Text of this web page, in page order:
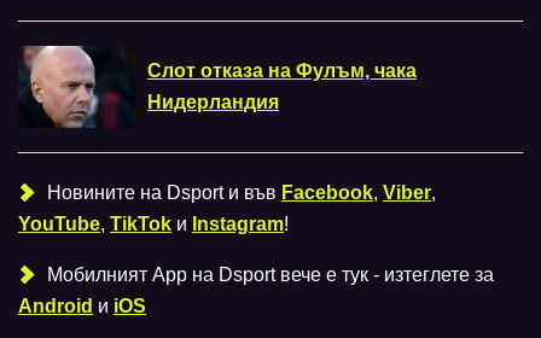
Слот отказа на Фулъм, чака
Нидерландия
Новините на Dsport и във Facebook, Viber,
YouTube, TikTok и Instagram!
Мобилният Аpp на Dsport вече е тук - изтеглете за
Android и iOS